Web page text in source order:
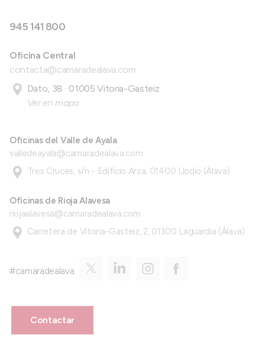
945 141 800
Oficina Central
contacta@camaradealava.com
Dato, 38 · 01005 Vitoria-Gasteiz
Ver en mapa
Oficinas del Valle de Ayala
valledeayala@camaradealava.com
Tres Cruces, s/n - Edificio Arza, 01400 Llodio (Álava)
Oficinas de Rioja Alavesa
riojaalavesa@camaradealava.com
Carretera de Vitoria-Gasteiz, 2, 01300 Laguardia (Álava)
#camaradealava
Contactar